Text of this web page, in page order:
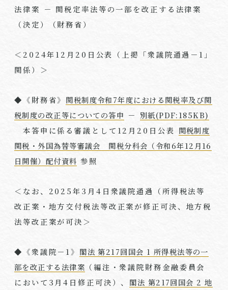
法律案 － 関税定率法等の一部を改正する法律案
（決定）（財務省）
＜ 2024年12 月 20 日公表（上掲「衆議院通過－ 1 」
関係）＞
◆《財務省》 関税制度令和7年度における関税率及び関
税制度の改正等についての答申 － 別紙(PDF:185KB)
本答申に係る審議として 12 月 20 日公表 関税制度
関税・外国為替等審議会 関税分科会（令和6年12月16
日開催）配付資料 参照
＜なお、 2025年3 月 4 日衆議院通過（所得税法等
改正案・地方交付税法等改正案が修正可決、地方税
法等改正案が可決＞
◆《衆議院－ 1》 閣法 第217回国会 1 所得税法等の一
部を改正する法律案 （編注・衆議院財務金融委員会
において 3 月4 日修正可決）、 閣法 第217回国会 2 地